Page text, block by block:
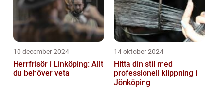
10 december 2024
Herrfrisör i Linköping: Allt
du behöver veta
14 oktober 2024
Hitta din stil med
professionell klippning i
Jönköping